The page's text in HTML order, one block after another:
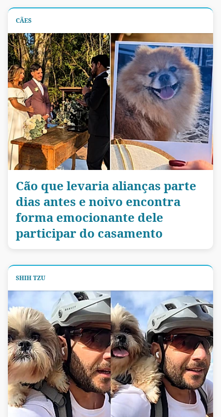
CÃES
Cão que levaria alianças parte
dias antes e noivo encontra
forma emocionante dele
participar do casamento
SHIH TZU